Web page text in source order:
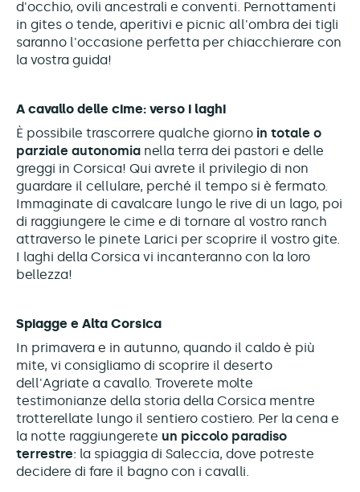
d'occhio, ovili ancestrali e conventi. Pernottamenti
in gites o tende, aperitivi e picnic all'ombra dei tigli
saranno l'occasione perfetta per chiacchierare con
la vostra guida!
A cavallo delle cime: verso i laghi
È possibile trascorrere qualche giorno in totale o
parziale autonomia nella terra dei pastori e delle
greggi in Corsica! Qui avrete il privilegio di non
guardare il cellulare, perché il tempo si è fermato.
Immaginate di cavalcare lungo le rive di un lago, poi
di raggiungere le cime e di tornare al vostro ranch
attraverso le pinete Larici per scoprire il vostro gite.
I laghi della Corsica vi incanteranno con la loro
bellezza!
Spiagge e Alta Corsica
In primavera e in autunno, quando il caldo è più
mite, vi consigliamo di scoprire il deserto
dell'Agriate a cavallo. Troverete molte
testimonianze della storia della Corsica mentre
trotterellate lungo il sentiero costiero. Per la cena e
la notte raggiungerete un piccolo paradiso
terrestre: la spiaggia di Saleccia, dove potreste
decidere di fare il bagno con i cavalli.